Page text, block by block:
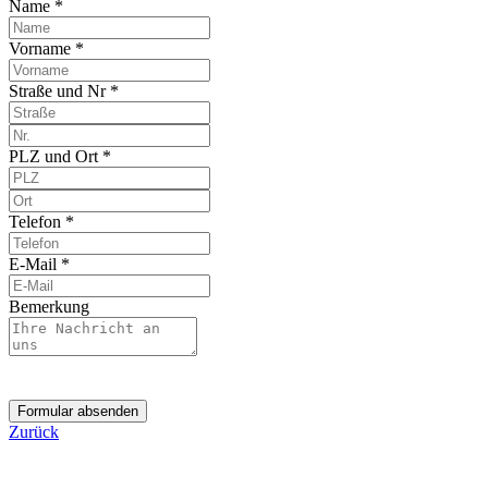
Name *
Vorname *
Straße und Nr *
PLZ und Ort *
Telefon *
E-Mail *
Bemerkung
Formular absenden
Zurück